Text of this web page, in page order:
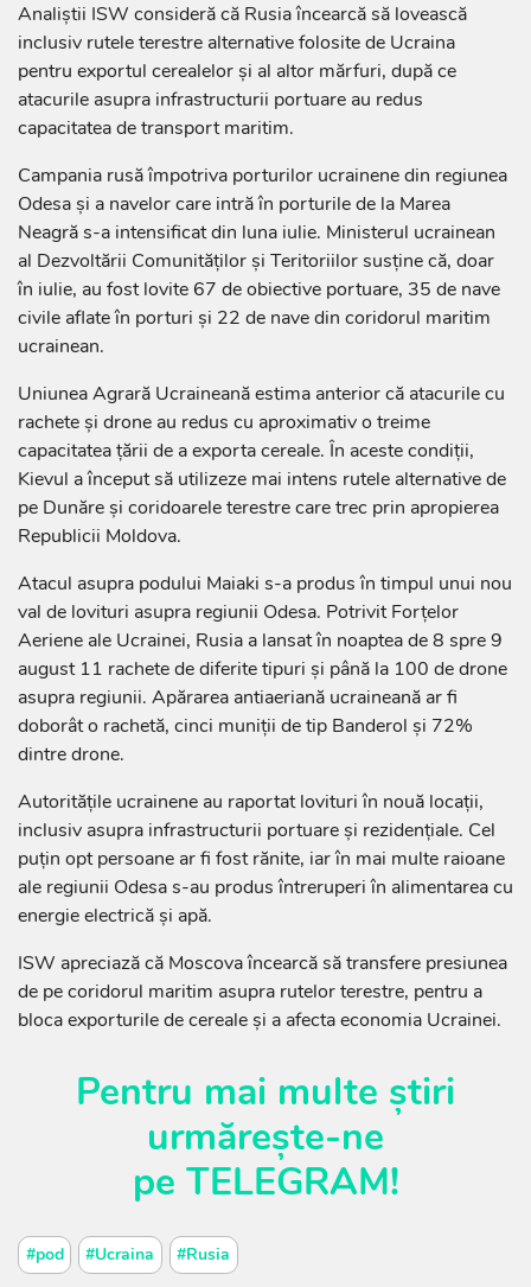
Analiștii ISW consideră că Rusia încearcă să lovească
inclusiv rutele terestre alternative folosite de Ucraina
pentru exportul cerealelor și al altor mărfuri, după ce
atacurile asupra infrastructurii portuare au redus
capacitatea de transport maritim.
Campania rusă împotriva porturilor ucrainene din regiunea
Odesa și a navelor care intră în porturile de la Marea
Neagră s-a intensificat din luna iulie. Ministerul ucrainean
al Dezvoltării Comunităților și Teritoriilor susține că, doar
în iulie, au fost lovite 67 de obiective portuare, 35 de nave
civile aflate în porturi și 22 de nave din coridorul maritim
ucrainean.
Uniunea Agrară Ucraineană estima anterior că atacurile cu
rachete și drone au redus cu aproximativ o treime
capacitatea țării de a exporta cereale. În aceste condiții,
Kievul a început să utilizeze mai intens rutele alternative de
pe Dunăre și coridoarele terestre care trec prin apropierea
Republicii Moldova.
Atacul asupra podului Maiaki s-a produs în timpul unui nou
val de lovituri asupra regiunii Odesa. Potrivit Forțelor
Aeriene ale Ucrainei, Rusia a lansat în noaptea de 8 spre 9
august 11 rachete de diferite tipuri și până la 100 de drone
asupra regiunii. Apărarea antiaeriană ucraineană ar fi
doborât o rachetă, cinci muniții de tip Banderol și 72%
dintre drone.
Autoritățile ucrainene au raportat lovituri în nouă locații,
inclusiv asupra infrastructurii portuare și rezidențiale. Cel
puțin opt persoane ar fi fost rănite, iar în mai multe raioane
ale regiunii Odesa s-au produs întreruperi în alimentarea cu
energie electrică și apă.
ISW apreciază că Moscova încearcă să transfere presiunea
de pe coridorul maritim asupra rutelor terestre, pentru a
bloca exporturile de cereale și a afecta economia Ucrainei.
Pentru mai multe știri
urmărește-ne
pe TELEGRAM!
#pod #Ucraina #Rusia